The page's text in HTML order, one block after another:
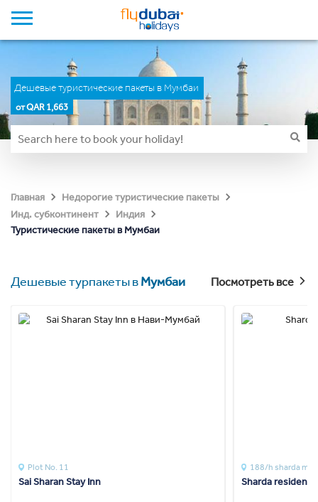
Дешевые туристические пакеты в Мумбаи
от QAR 1,663
Главная
Недорогие туристические пакеты
Инд. субконтинент
Индия
Туристические пакеты в Мумбаи
Дешевые турпакеты вМумбаи Посмотреть все
Plot No. 11
Sai Sharan Stay Inn
188/h sharda
Sharda residency